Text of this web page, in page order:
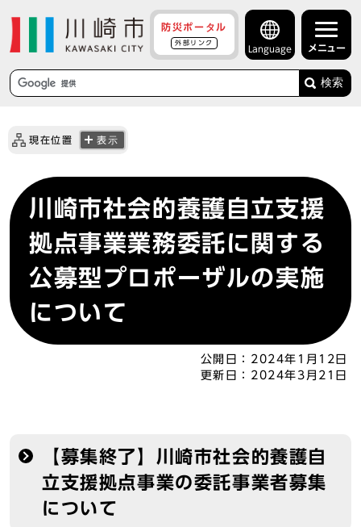
防災ポータル
外部リンク
Language メニュー
検索
現在位置 表示
川崎市社会的養護自立支援
拠点事業業務委託に関する
公募型プロポーザルの実施
について
公開日： 2024年1月12日
更新日： 2024年3月21日
【募集終了】川崎市社会的養護自
立支援拠点事業の委託事業者募集
について